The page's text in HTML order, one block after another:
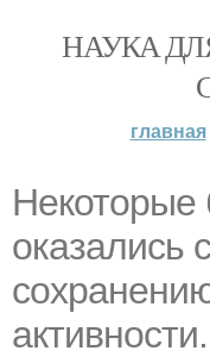
НАУКА
главная
Некоторые
оказались
активности.